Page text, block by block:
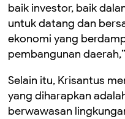
baik investor, baik
untuk datang dan
ekonomi yang
pembangunan
Selain itu, Krisantus
yang diharapkan
berwawasan